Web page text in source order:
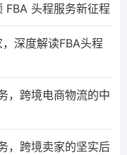
FBA 头程服务新征程
深度解读FBA头程
，跨境电商物流的中
，跨境卖家的坚实后